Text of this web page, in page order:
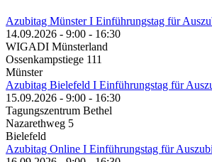
Azubitag Münster I Einführungstag für
14.09.2026 - 9:00 - 16:30
WIGADI Münsterland
Ossenkampstiege 111
Münster
Azubitag Bielefeld I Einführungstag für
15.09.2026 - 9:00 - 16:30
Tagungszentrum Bethel
Nazarethweg 5
Bielefeld
Azubitag Online I Einführungstag für